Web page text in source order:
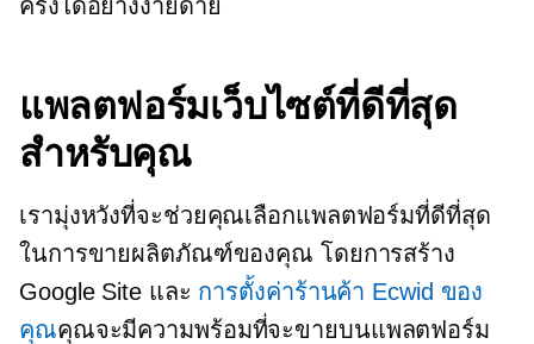
ครั้งได้อย่างง่ายดาย
แพลตฟอร์มเว็บไซต์ที่ดีที่สุด
สำหรับคุณ
เรามุ่งหวังที่จะช่วยคุณเลือกแพลตฟอร์มที่ดีที่สุด
ในการขายผลิตภัณฑ์ของคุณ โดยการสร้าง
Google Site และ การตั้งค่าร้านค้า Ecwid ของ
คุณคุณจะมีความพร้อมที่จะขายบนแพลตฟอร์ม